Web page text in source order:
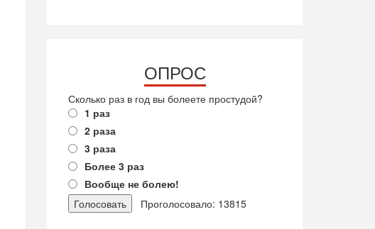
ОПРОС
Сколько раз в год вы болеете простудой?
1 раз
2 раза
3 раза
Более 3 раз
Вообще не болею!
Проголосовало: 13815